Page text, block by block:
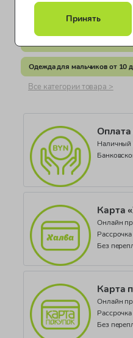
Коллекция
BOYS UNDERWEAR
Одежда для мальчиков от 4 до
Одежда для мальчиков от 10
Все категории товара >
Наличный
Карта
Онлайн
Без
Карта
Онлайн
Без
Принять